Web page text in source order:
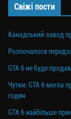
Свіжі пости
Канадський завод
Розпочалося
GTA 6 не буде
Чутки: GTA 6 могла
годин
GTA 6 найбільше